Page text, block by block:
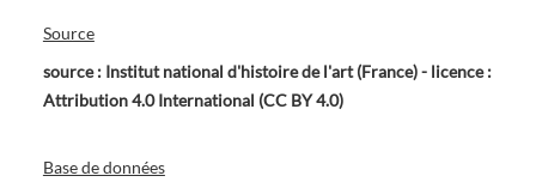
Source
source : Institut national d'histoire de l'art (France) - licence :
Attribution 4.0 International (CC BY 4.0)
Base de données